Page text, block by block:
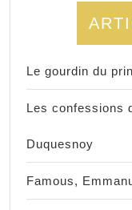
Le gourdin du
Les confessions
Duquesnoy
Famous,